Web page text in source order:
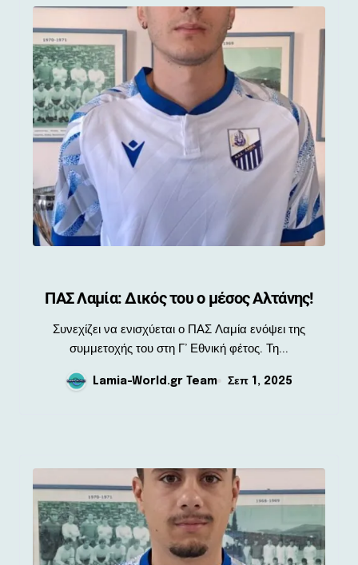
ΠΑΣ Λαμία: Δικός του ο μέσος Αλτάνης!
Συνεχίζει να ενισχύεται ο ΠΑΣ Λαμία ενόψει της
συμμετοχής του στη Γ’ Εθνική φέτος. Τη...
Lamia-World.gr Team Σεπ 1, 2025